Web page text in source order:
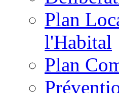
Plan
l'Habital
Plan